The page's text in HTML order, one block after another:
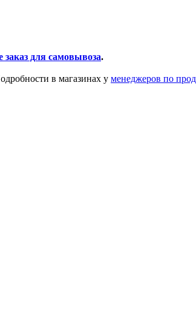
заказ для самовывоза.
в магазинах у менеджеров по